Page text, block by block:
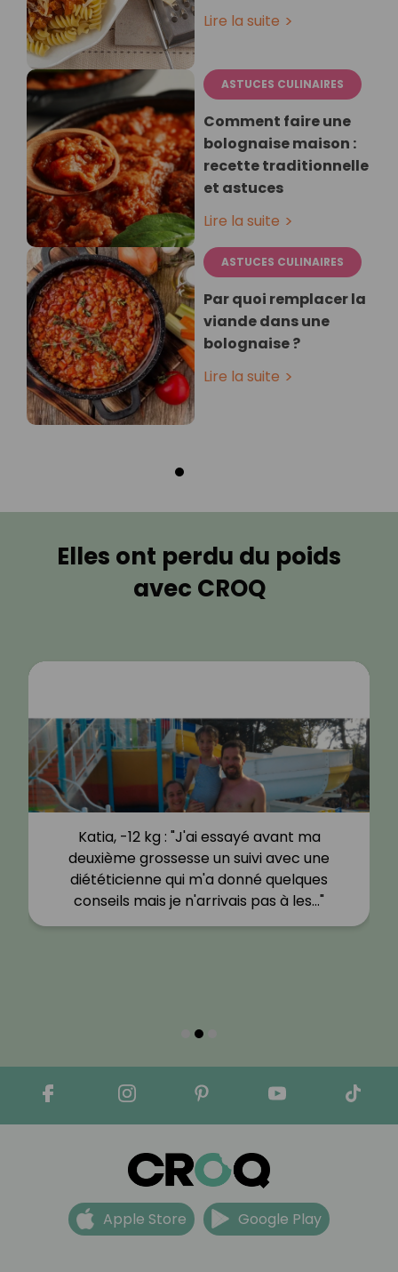
Lire la suite
ASTUCES CULINAIRES
Comment faire une
bolognaise maison :
recette traditionnelle
et astuces
Lire la suite
ASTUCES CULINAIRES
Par quoi remplacer la
viande dans une
bolognaise ?
Lire la suite
Elles ont perdu du poids
avec CROQ
Katia, -12 kg : "J'ai essayé avant ma
deuxième grossesse un suivi avec une
diététicienne qui m'a donné quelques
conseils mais je n'arrivais pas à les…"
Apple Store Google Play